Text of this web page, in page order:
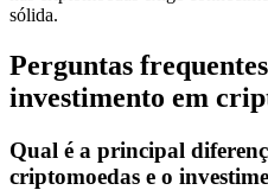
sólida.
Perguntas
investimento em
Qual é a principal
criptomoedas e o